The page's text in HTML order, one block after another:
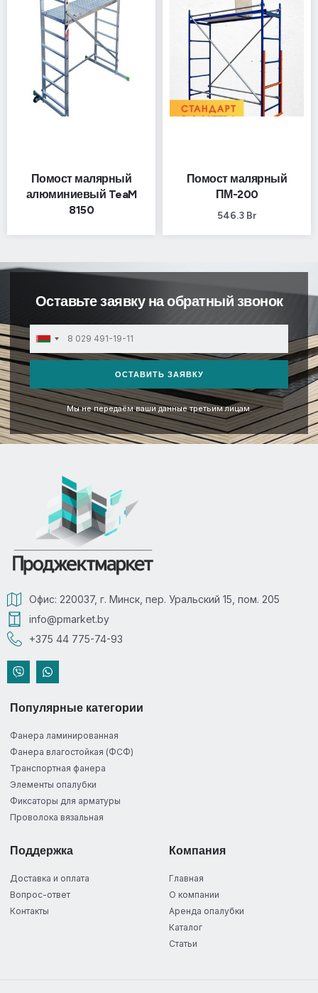
Помост малярный
алюминиевый TeaM
8150
Помост малярный
ПМ-200
546.3 Br
Оставьте заявку на обратный звонок
Belarus
+375
ОСТАВИТЬ ЗАЯВКУ
Мы не передаём ваши данные третьим лицам.
Офис: 220037, г. Минск, пер. Уральский 15, пом. 205
info@pmarket.by
+375 44 775-74-93
Популярные категории
Фанера ламинированная
Фанера влагостойкая (ФСФ)
Транспортная фанера
Элементы опалубки
Фиксаторы для арматуры
Проволока вязальная
Поддержка
Доставка и оплата
Вопрос-ответ
Контакты
Компания
Главная
О компании
Аренда опалубки
Каталог
Статьи